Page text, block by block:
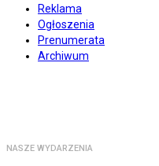
Reklama
Ogłoszenia
Prenumerata
Archiwum
NASZE WYDARZENIA